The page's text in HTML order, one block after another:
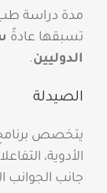
مدة دراسة
تسبقها عادةً
الدوليين.
الصيدلة
يتخصص
الأدوية،
جانب الجوانب